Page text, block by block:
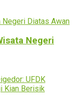
Negeri